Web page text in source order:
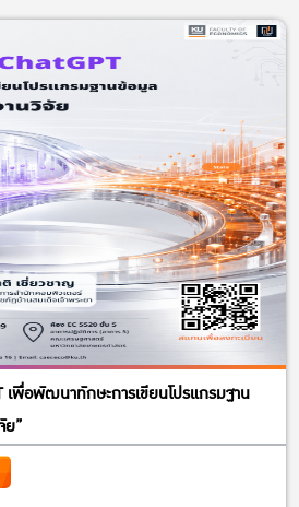
เพื่อพัฒนาทักษะการเขียนโปรแกรมฐาน
”